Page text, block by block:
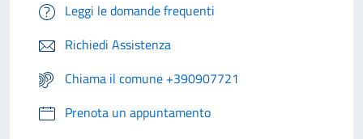
Leggi le domande frequenti
Richiedi Assistenza
Chiama il comune +390907721
Prenota un appuntamento